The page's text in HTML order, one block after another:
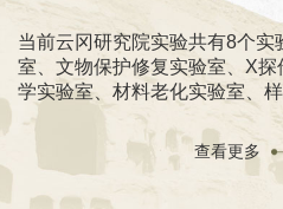
当前云冈研究院实验共有8个
室、文物保护修复实验室、X
学实验室、材料老化实验室、
查看更多